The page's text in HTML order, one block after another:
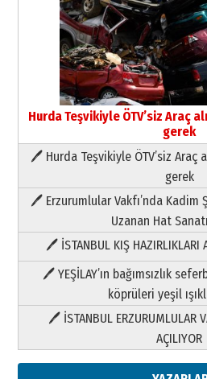
Hurda Teşvikiyle ÖTV’siz Araç
gerek
🖊 Hurda Teşvikiyle ÖTV’siz
gerek
🖊 Erzurumlular Vakfı’nda
Uzanan Hat
🖊 İSTANBUL KIŞ HAZIRLIKLARI
🖊 YEŞİLAY’ın bağımsızlık
köprüleri yeşil
🖊 İSTANBUL ERZURUMLULAR
AÇILIYOR
Paranın Aile Kültüründeki Yeri
03 Ağustos 2026 Pazartesi
Yıldırım Gündoğdu
HAVVA’NIN ÜÇ KIZI
09 Temmuz 2026 Perşembe
Yusuf POLAT
Şampiyonluk
11 Mayıs 2026 Pazartesi